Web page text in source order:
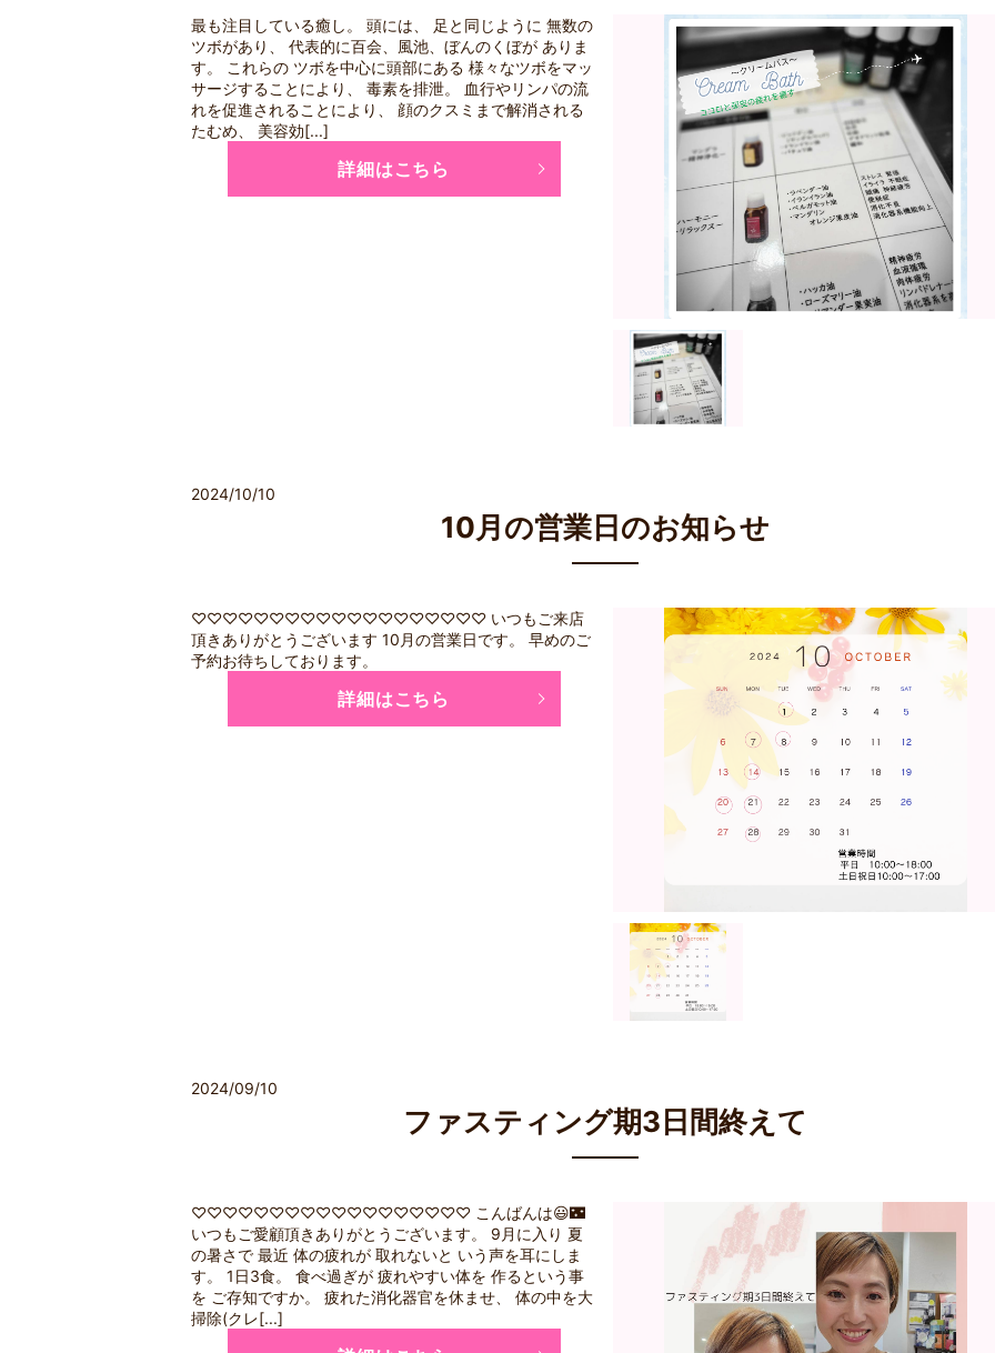
最も注目している癒し。 頭には、 足と同じように 無数の
ツボがあり、 代表的に百会、風池、ぼんのくぼが ありま
す。 これらの ツボを中心に頭部にある 様々なツボをマッ
サージすることにより、 毒素を排泄。 血行やリンパの流
れを促進されることにより、 顔のクスミまで解消される
たむめ、 美容効[...]
詳細はこちら
2024/10/10
10月の営業日のお知らせ
♡♡♡♡♡♡♡♡♡♡♡♡♡♡♡♡♡♡♡ いつもご来店
頂きありがとうございます 10月の営業日です。 早めのご
予約お待ちしております。
詳細はこちら
2024/09/10
ファスティング期3日間終えて
♡♡♡♡♡♡♡♡♡♡♡♡♡♡♡♡♡♡ こんばんは😃🌃
いつもご愛顧頂きありがとうございます。 9月に入り 夏
の暑さで 最近 体の疲れが 取れないと いう声を耳にしま
す。 1日3食。 食べ過ぎが 疲れやすい体を 作るという事
を ご存知ですか。 疲れた消化器官を休ませ、 体の中を大
掃除(クレ[...]